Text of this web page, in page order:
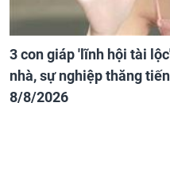
3 con giáp 'lĩnh hội tài
nhà, sự nghiệp thăng
8/8/2026